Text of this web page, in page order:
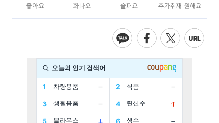
좋아요 화나요 슬퍼요 추가취재 원해요